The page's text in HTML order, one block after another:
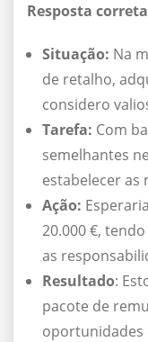
Resposta
Situação: Na
de retalho,
considero
Tarefa: Com
semelhantes
estabelecer as
Ação:
20.000 €,
as
Resultado:
pacote de
oportunidades